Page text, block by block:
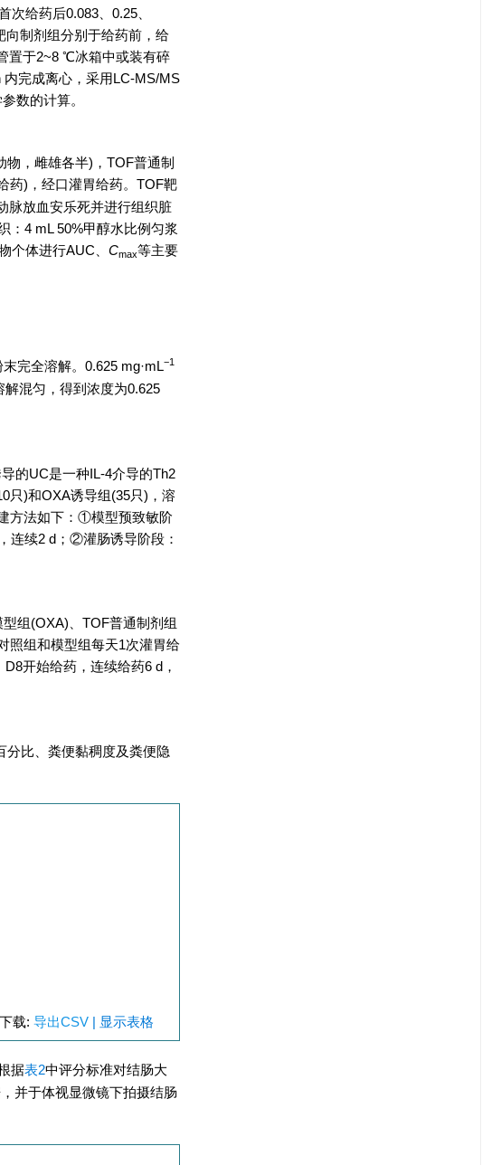
给药后0.083、0.25、
向制剂组分别于给药前，给
置于2~8 ℃冰箱中或装有碎
内完成离心，采用LC-MS/MS
数的计算。
，雌雄各半)，TOF普通制
药)，经口灌胃给药。TOF靶
脉放血安乐死并进行组织脏
：4 mL 50%甲醇水比例匀浆
个体进行AUC、 Cmax等主要
完全溶解。0.625 mg·mL−1
混匀，得到浓度为0.625
的UC是一种IL-4介导的Th2
只)和OXA诱导组(35只)，溶
方法如下：①模型预致敏阶
连续2 d；②灌肠诱导阶段：
组(OXA)、TOF普通制剂组
照组和模型组每天1次灌胃给
D8开始给药，连续给药6 d，
分比、粪便黏稠度及粪便隐
下载: 导出CSV | 显示表格
据表2中评分标准对结肠大
并于体视显微镜下拍摄结肠